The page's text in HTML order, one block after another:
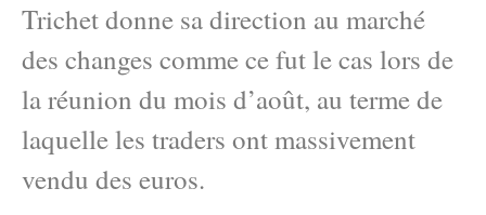
Trichet donne sa direction au marché
des changes comme ce fut le cas lors de
la réunion du mois d’août, au terme de
laquelle les traders ont massivement
vendu des euros.